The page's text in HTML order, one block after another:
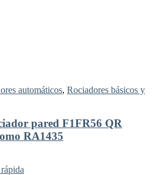
automáticos, Rociadores básicos y
pared F1FR56 QR
RA1435